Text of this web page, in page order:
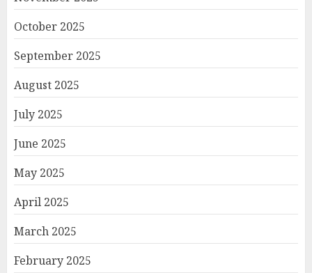
October 2025
September 2025
August 2025
July 2025
June 2025
May 2025
April 2025
March 2025
February 2025